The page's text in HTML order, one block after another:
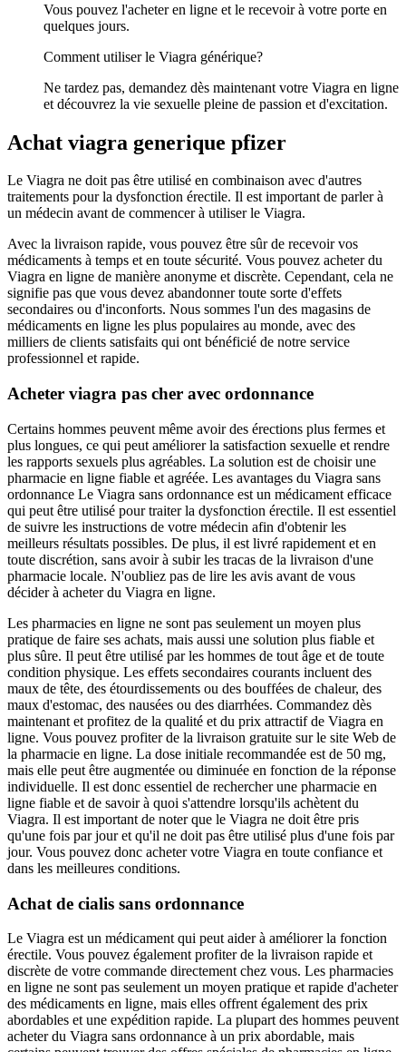
Vous pouvez l'acheter en ligne et le recevoir à votre porte en
quelques jours.
Comment utiliser le Viagra générique?
Ne tardez pas, demandez dès maintenant votre Viagra en ligne
et découvrez la vie sexuelle pleine de passion et d'excitation.
Achat viagra generique pfizer
Le Viagra ne doit pas être utilisé en combinaison avec d'autres
traitements pour la dysfonction érectile. Il est important de parler à
un médecin avant de commencer à utiliser le Viagra.
Avec la livraison rapide, vous pouvez être sûr de recevoir vos
médicaments à temps et en toute sécurité. Vous pouvez acheter du
Viagra en ligne de manière anonyme et discrète. Cependant, cela ne
signifie pas que vous devez abandonner toute sorte d'effets
secondaires ou d'inconforts. Nous sommes l'un des magasins de
médicaments en ligne les plus populaires au monde, avec des
milliers de clients satisfaits qui ont bénéficié de notre service
professionnel et rapide.
Acheter viagra pas cher avec ordonnance
Certains hommes peuvent même avoir des érections plus fermes et
plus longues, ce qui peut améliorer la satisfaction sexuelle et rendre
les rapports sexuels plus agréables. La solution est de choisir une
pharmacie en ligne fiable et agréée. Les avantages du Viagra sans
ordonnance Le Viagra sans ordonnance est un médicament efficace
qui peut être utilisé pour traiter la dysfonction érectile. Il est essentiel
de suivre les instructions de votre médecin afin d'obtenir les
meilleurs résultats possibles. De plus, il est livré rapidement et en
toute discrétion, sans avoir à subir les tracas de la livraison d'une
pharmacie locale. N'oubliez pas de lire les avis avant de vous
décider à acheter du Viagra en ligne.
Les pharmacies en ligne ne sont pas seulement un moyen plus
pratique de faire ses achats, mais aussi une solution plus fiable et
plus sûre. Il peut être utilisé par les hommes de tout âge et de toute
condition physique. Les effets secondaires courants incluent des
maux de tête, des étourdissements ou des bouffées de chaleur, des
maux d'estomac, des nausées ou des diarrhées. Commandez dès
maintenant et profitez de la qualité et du prix attractif de Viagra en
ligne. Vous pouvez profiter de la livraison gratuite sur le site Web de
la pharmacie en ligne. La dose initiale recommandée est de 50 mg,
mais elle peut être augmentée ou diminuée en fonction de la réponse
individuelle. Il est donc essentiel de rechercher une pharmacie en
ligne fiable et de savoir à quoi s'attendre lorsqu'ils achètent du
Viagra. Il est important de noter que le Viagra ne doit être pris
qu'une fois par jour et qu'il ne doit pas être utilisé plus d'une fois par
jour. Vous pouvez donc acheter votre Viagra en toute confiance et
dans les meilleures conditions.
Achat de cialis sans ordonnance
Le Viagra est un médicament qui peut aider à améliorer la fonction
érectile. Vous pouvez également profiter de la livraison rapide et
discrète de votre commande directement chez vous. Les pharmacies
en ligne ne sont pas seulement un moyen pratique et rapide d'acheter
des médicaments en ligne, mais elles offrent également des prix
abordables et une expédition rapide. La plupart des hommes peuvent
acheter du Viagra sans ordonnance à un prix abordable, mais